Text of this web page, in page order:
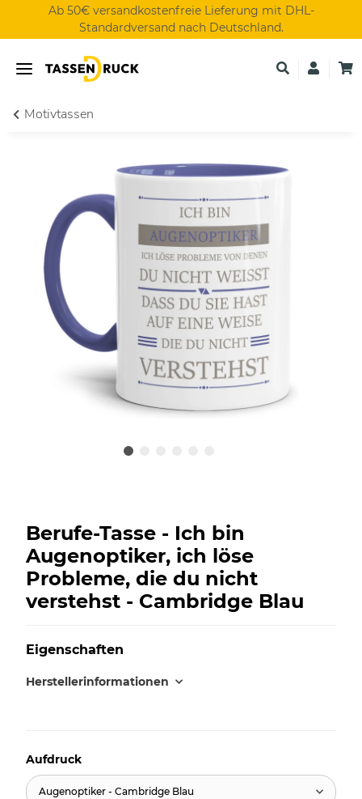
Ab 50€ versandkostenfreie Lieferung mit DHL-
Standardversand nach Deutschland.
Motivtassen
Berufe-Tasse - Ich bin
Augenoptiker, ich löse
Probleme, die du nicht
verstehst - Cambridge Blau
Eigenschaften
Herstellerinformationen
Aufdruck
Augenoptiker - Cambridge Blau